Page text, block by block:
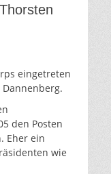
eingetreten
den Posten
Eher ein
wie